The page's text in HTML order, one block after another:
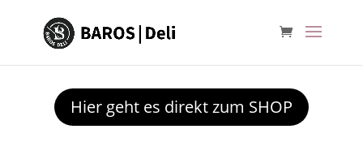
Hier geht es direkt zum SHOP